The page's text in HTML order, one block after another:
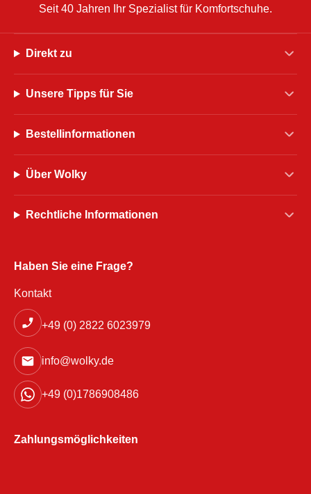
Seit 40 Jahren Ihr Spezialist für Komfortschuhe.
Direkt zu
Unsere Tipps für Sie
Bestellinformationen
Über Wolky
Rechtliche Informationen
Haben Sie eine Frage?
Kontakt
+49 (0) 2822 6023979
info@wolky.de
+49 (0)1786908486
Zahlungsmöglichkeiten